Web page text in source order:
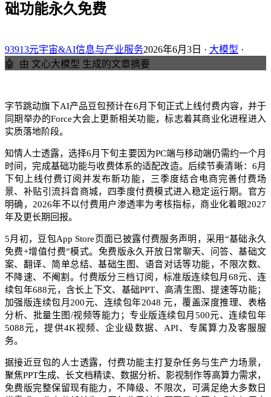
础功能永久免费
93913元宇宙&AI信息与产业服务2026年6月3日 · 大模型 ·
🤖
由 文心大模型 生成的文章摘要
字节跳动旗下AI产品豆包预计在6月下旬正式上线付费内容，并于
同期举办的Force大会上更新相关功能，标志着其商业化进程进入
实质落地阶段。
知情人士透露，选择6月下旬主要因为PC端与移动端仍需约一个月
时间，完成基础功能与收费体系的适配改造。后续节奏清晰：6月
下旬上线付费订阅并发布新功能，三季度结合电商完善付费场
景、补贴引流抖音商城，四季度付费模式进入稳定运行期。官方
明确，2026年不以付费用户渗透率为考核指标，商业化着眼2027
年及更长期回报。
5月初，豆包App Store页面已披露付费服务声明，采用“基础永久
免费+增值付费”模式。免费版永久开放日常聊天、问答、基础文
案、翻译、简单总结、基础生图、语音对话等功能，不限次数、
不降速、不阉割。付费版分三档订阅，标准版连续包月68元、连
续包年688元，含长上下文、基础PPT、高清生图、提速等功能；
加强版连续包月200元、连续包年2048 元，覆盖深度推理、表格
分析、批量生图/视频等能力；专业版连续包月500元、连续包年
5088元，提供4K视频、企业级数据、API、专属算力及客服服
务。
据接近豆包的人士透露，付费功能主打复杂任务与生产力场景，
聚焦PPT生成、长文档精读、数据分析、影视制作等高算力需求，
免费版完整保留现有能力，不降级、不限次，可满足绝大多数日